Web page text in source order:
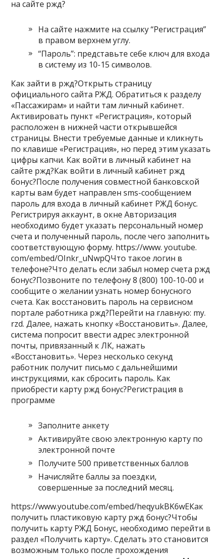
на сайте ржд?
На сайте нажмите на ссылку “Регистрация”
в правом верхнем углу.
“Пароль”: представьте себе ключ для входа
в систему из 10-15 символов.
Как зайти в ржд?Открыть страницу
официального сайта РЖД. Обратиться к разделу
«Пассажирам» и найти там личный кабинет.
Активировать пункт «Регистрация», который
расположен в нижней части открывшейся
страницы. Внести требуемые данные и кликнуть
по клавише «Регистрация», но перед этим указать
цифры капчи. Как войти в личный кабинет на
сайте ржд?Как войти в личный кабинет ржд
бонус?После получения совместной банковской
карты вам будет направлен sms-сообщением
пароль для входа в личный кабинет РЖД бонус.
Регистрируя аккаунт, в окне Авторизация
необходимо будет указать персональный номер
счета и полученный пароль, после чего заполнить
соответствующую форму. https://www. youtube.
com/embed/OInkr_uNwpQЧто такое логин в
телефоне?Что делать если забыл номер счета ржд
бонус?Позвоните по телефону 8 (800) 100-10-00 и
сообщите о желании узнать номер бонусного
счета. Как восстановить пароль на сервисном
портале работника ржд?Перейти на главную: my.
rzd. Далее, нажать кнопку «Восстановить». Далее,
система попросит ввести адрес электронной
почты, привязанный к ЛК, нажать
«Восстановить». Через несколько секунд
работник получит письмо с дальнейшими
инструкциями, как сбросить пароль. Как
приобрести карту ржд бонус?Регистрация в
программе
Заполните анкету
Активируйте свою электронную карту по
электронной почте
Получите 500 приветственных баллов
Начисляйте баллы за поездки,
совершенные за последний месяц.
https://www.youtube.com/embed/heqyukBK6wEКак
получить пластиковую карту ржд бонус?Чтобы
получить карту РЖД Бонус, необходимо перейти в
раздел «Получить карту». Сделать это становится
возможным только после прохождения